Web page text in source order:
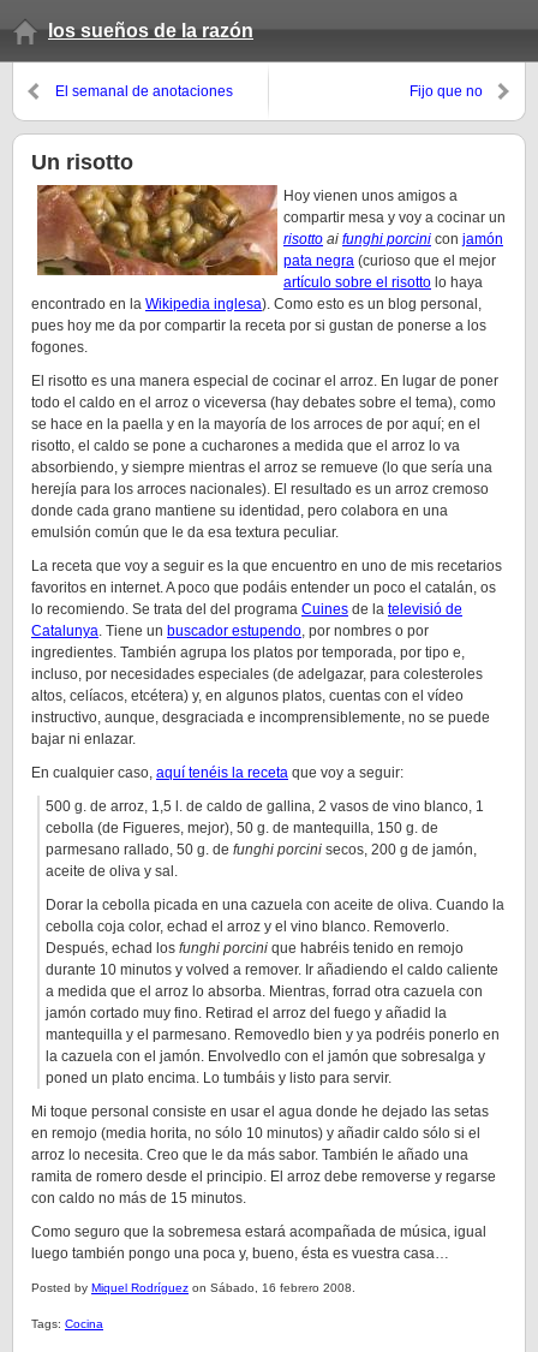
los sueños de la razón
El semanal de anotaciones
Fijo que no
Un risotto
Hoy vienen unos amigos a
compartir mesa y voy a cocinar un
risotto ai funghi porcini con jamón
pata negra (curioso que el mejor
artículo sobre el risotto lo haya
encontrado en la Wikipedia inglesa). Como esto es un blog personal,
pues hoy me da por compartir la receta por si gustan de ponerse a los
fogones.
El risotto es una manera especial de cocinar el arroz. En lugar de poner
todo el caldo en el arroz o viceversa (hay debates sobre el tema), como
se hace en la paella y en la mayoría de los arroces de por aquí; en el
risotto, el caldo se pone a cucharones a medida que el arroz lo va
absorbiendo, y siempre mientras el arroz se remueve (lo que sería una
herejía para los arroces nacionales). El resultado es un arroz cremoso
donde cada grano mantiene su identidad, pero colabora en una
emulsión común que le da esa textura peculiar.
La receta que voy a seguir es la que encuentro en uno de mis recetarios
favoritos en internet. A poco que podáis entender un poco el catalán, os
lo recomiendo. Se trata del del programa Cuines de la televisió de
Catalunya. Tiene un buscador estupendo, por nombres o por
ingredientes. También agrupa los platos por temporada, por tipo e,
incluso, por necesidades especiales (de adelgazar, para colesteroles
altos, celíacos, etcétera) y, en algunos platos, cuentas con el vídeo
instructivo, aunque, desgraciada e incomprensiblemente, no se puede
bajar ni enlazar.
En cualquier caso, aquí tenéis la receta que voy a seguir:
500 g. de arroz, 1,5 l. de caldo de gallina, 2 vasos de vino blanco, 1
cebolla (de Figueres, mejor), 50 g. de mantequilla, 150 g. de
parmesano rallado, 50 g. de funghi porcini secos, 200 g de jamón,
aceite de oliva y sal.
Dorar la cebolla picada en una cazuela con aceite de oliva. Cuando la
cebolla coja color, echad el arroz y el vino blanco. Removerlo.
Después, echad los funghi porcini que habréis tenido en remojo
durante 10 minutos y volved a remover. Ir añadiendo el caldo caliente
a medida que el arroz lo absorba. Mientras, forrad otra cazuela con
jamón cortado muy fino. Retirad el arroz del fuego y añadid la
mantequilla y el parmesano. Removedlo bien y ya podréis ponerlo en
la cazuela con el jamón. Envolvedlo con el jamón que sobresalga y
poned un plato encima. Lo tumbáis y listo para servir.
Mi toque personal consiste en usar el agua donde he dejado las setas
en remojo (media horita, no sólo 10 minutos) y añadir caldo sólo si el
arroz lo necesita. Creo que le da más sabor. También le añado una
ramita de romero desde el principio. El arroz debe removerse y regarse
con caldo no más de 15 minutos.
Como seguro que la sobremesa estará acompañada de música, igual
luego también pongo una poca y, bueno, ésta es vuestra casa…
Posted by Miquel Rodríguez on Sábado, 16 febrero 2008.
Tags: Cocina